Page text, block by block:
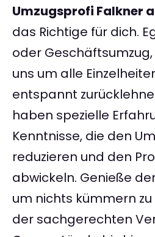
Umzugsprofi Falkner
das Richtige für dich.
oder
uns um alle
entspannt
haben spezielle
Kenntnisse, die den
reduzieren und den
abwickeln. Genieße
um nichts kümmern
der sachgerechten